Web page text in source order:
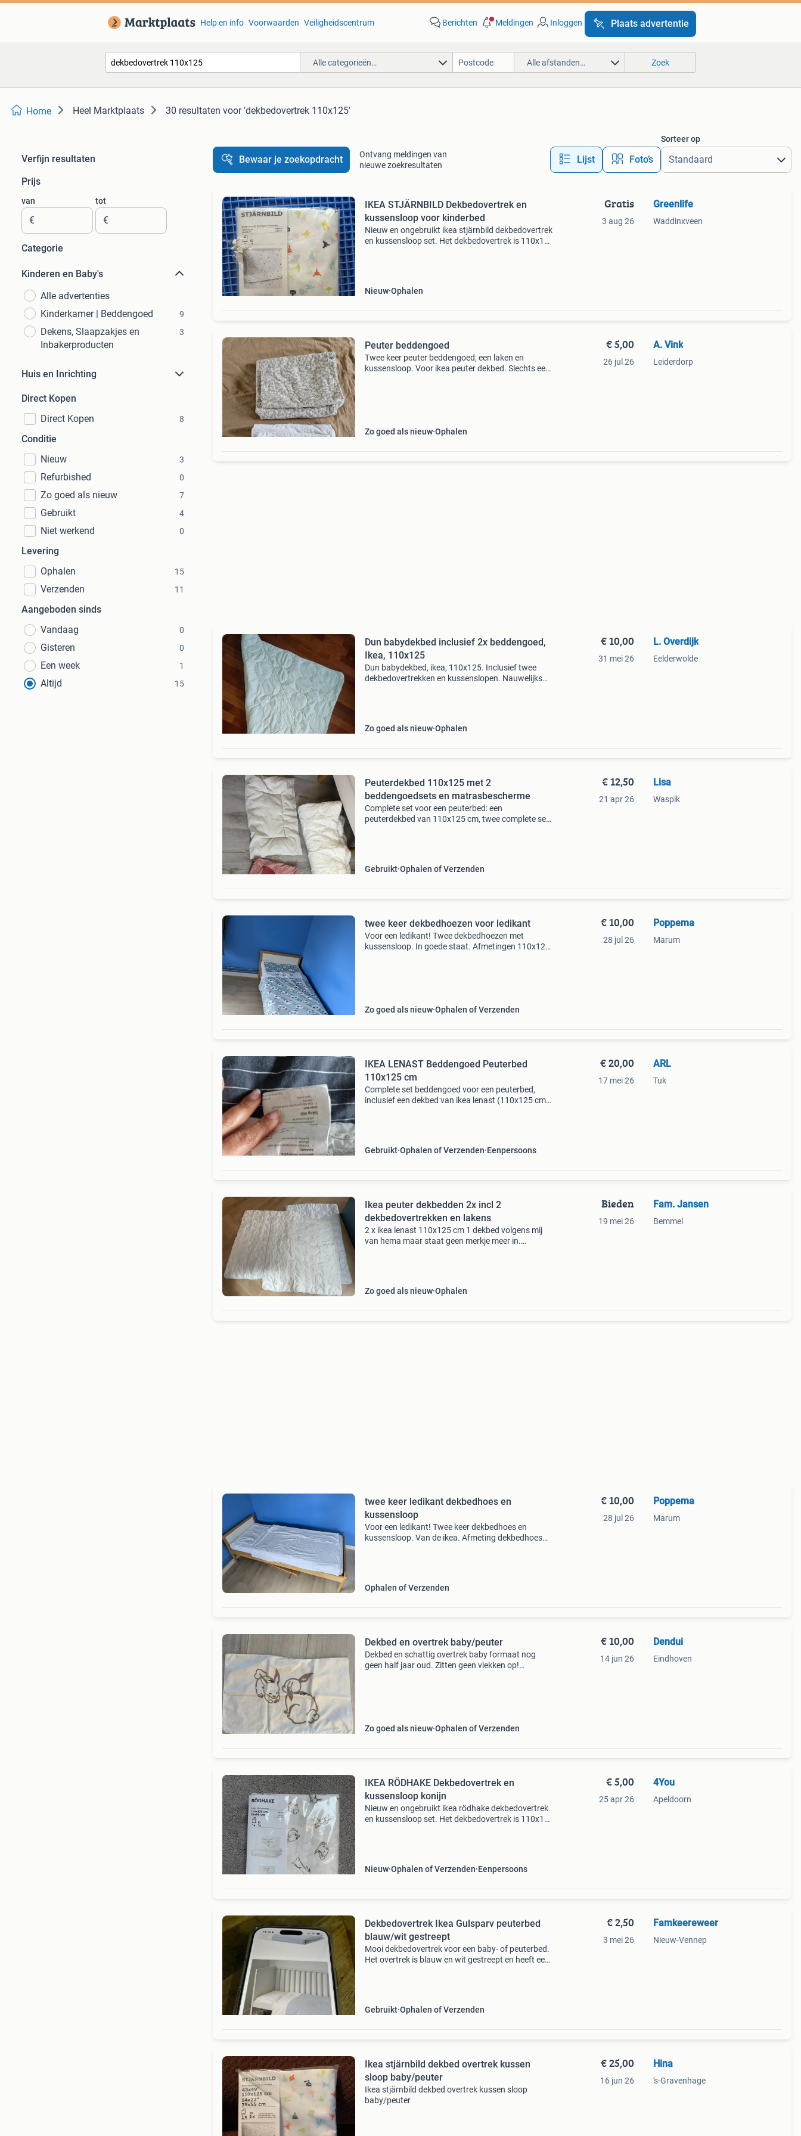
Help en info Voorwaarden Veiligheidscentrum Berichten Meldingen Inloggen Plaats advertentie
Alle categorieën… Alle afstanden… Zoek
Home Heel Marktplaats 30 resultaten voor 'dekbedovertrek 110x125'
Verfijn resultaten
Prijs
van
€
tot
€
Categorie
Kinderen en Baby's
Alle advertenties
Kinderkamer | Beddengoed
9
Dekens, Slaapzakjes en
Inbakerproducten
3
Huis en Inrichting
Direct Kopen
Direct Kopen
8
Conditie
Nieuw
3
Refurbished 0
Zo goed als nieuw 7
Gebruikt 4
Niet werkend 0
Levering
Ophalen
15
Verzenden 11
Aangeboden sinds
Vandaag
0
Gisteren 0
Een week 1
Altijd 15
Bewaar je zoekopdracht
Ontvang meldingen van
nieuwe zoekresultaten
Lijst Foto’s
Sorteer op
IKEA STJÄRNBILD Dekbedovertrek en
kussensloop voor kinderbed
Nieuw en ongebruikt ikea stjärnbild dekbedovertrek
en kussensloop set. Het dekbedovertrek is 110x125
Nieuw Ophalen
Gratis
3 aug 26
Greenlife
Waddinxveen
Peuter beddengoed
Twee keer peuter beddengoed; een laken en
kussensloop. Voor ikea peuter dekbed. Slechts een
Zo goed als nieuw Ophalen
€ 5,00
26 jul 26
A. Vink
Leiderdorp
Dun babydekbed inclusief 2x beddengoed,
Ikea, 110x125
Dun babydekbed, ikea, 110x125. Inclusief twee
dekbedovertrekken en kussenslopen. Nauwelijks
Zo goed als nieuw Ophalen
€ 10,00
31 mei 26
L. Overdijk
Eelderwolde
Peuterdekbed 110x125 met 2
beddengoedsets en matrasbescherme
Complete set voor een peuterbed: een
peuterdekbed van 110x125 cm, twee complete sets
Gebruikt Ophalen of Verzenden
€ 12,50
21 apr 26
Lisa
Waspik
twee keer dekbedhoezen voor ledikant
Voor een ledikant! Twee dekbedhoezen met
kussensloop. In goede staat. Afmetingen 110x125
Zo goed als nieuw Ophalen of Verzenden
€ 10,00
28 jul 26
Poppema
Marum
IKEA LENAST Beddengoed Peuterbed
110x125 cm
Complete set beddengoed voor een peuterbed,
inclusief een dekbed van ikea lenast (110x125 cm)
Gebruikt Ophalen of Verzenden Eenpersoons
€ 20,00
17 mei 26
ARL
Tuk
Ikea peuter dekbedden 2x incl 2
dekbedovertrekken en lakens
2 x ikea lenast 110x125 cm 1 dekbed volgens mij
van hema maar staat geen merkje meer in.
Zo goed als nieuw Ophalen
Bieden
19 mei 26
Fam. Jansen
Bemmel
twee keer ledikant dekbedhoes en
kussensloop
Voor een ledikant! Twee keer dekbedhoes en
kussensloop. Van de ikea. Afmeting dekbedhoes
Ophalen of Verzenden
€ 10,00
28 jul 26
Poppema
Marum
Dekbed en overtrek baby/peuter
Dekbed en schattig overtrek baby formaat nog
geen half jaar oud. Zitten geen vlekken op!
Zo goed als nieuw Ophalen of Verzenden
€ 10,00
14 jun 26
Dendui
Eindhoven
IKEA RÖDHAKE Dekbedovertrek en
kussensloop konijn
Nieuw en ongebruikt ikea rödhake dekbedovertrek
en kussensloop set. Het dekbedovertrek is 110x125
Nieuw Ophalen of Verzenden Eenpersoons
€ 5,00
25 apr 26
4You
Apeldoorn
Dekbedovertrek Ikea Gulsparv peuterbed
blauw/wit gestreept
Mooi dekbedovertrek voor een baby- of peuterbed.
Het overtrek is blauw en wit gestreept en heeft een
Gebruikt Ophalen of Verzenden
€ 2,50
3 mei 26
Famkeereweer
Nieuw-Vennep
Ikea stjärnbild dekbed overtrek kussen
sloop baby/peuter
Ikea stjärnbild dekbed overtrek kussen sloop
baby/peuter
€ 25,00
16 jun 26
Hina
's-Gravenhage